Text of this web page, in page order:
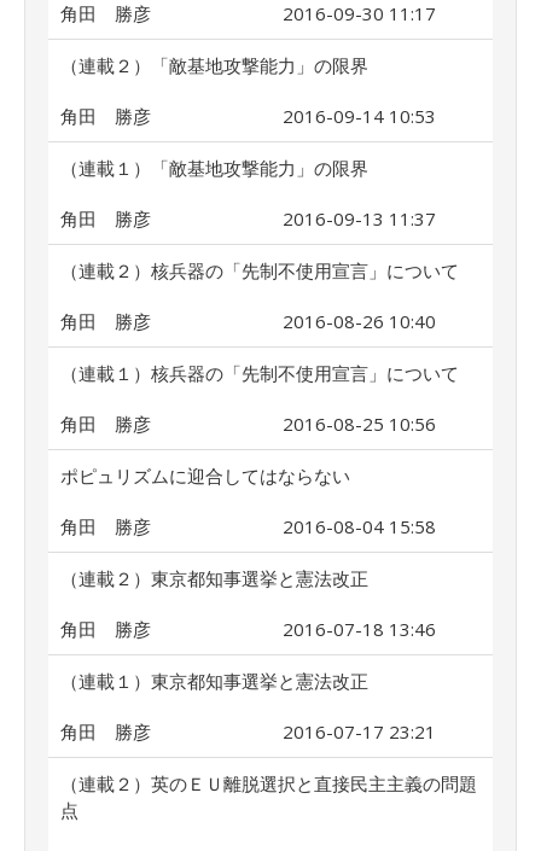
角田 勝彦 2016-09-30 11:17
（連載２）「敵基地攻撃能力」の限界
角田 勝彦 2016-09-14 10:53
（連載１）「敵基地攻撃能力」の限界
角田 勝彦 2016-09-13 11:37
（連載２）核兵器の「先制不使用宣言」について
角田 勝彦 2016-08-26 10:40
（連載１）核兵器の「先制不使用宣言」について
角田 勝彦 2016-08-25 10:56
ポピュリズムに迎合してはならない
角田 勝彦 2016-08-04 15:58
（連載２）東京都知事選挙と憲法改正
角田 勝彦 2016-07-18 13:46
（連載１）東京都知事選挙と憲法改正
角田 勝彦 2016-07-17 23:21
（連載２）英のＥＵ離脱選択と直接民主主義の問題
点